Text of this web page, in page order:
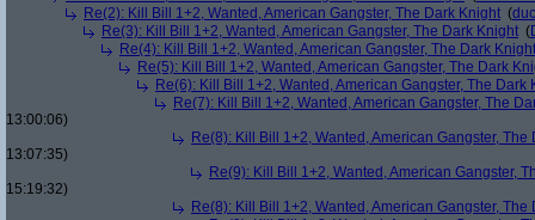
Re(2): Kill Bill 1+2, Wanted, American Gangster, The Dark Knight (
Re(3): Kill Bill 1+2, Wanted, American Gangster, The Dark Knight (
Re(4): Kill Bill 1+2, Wanted, American Gangster, The Dark Knight
Re(5): Kill Bill 1+2, Wanted, American Gangster, The Dark
Re(6): Kill Bill 1+2, Wanted, American Gangster, The Dark
Re(7): Kill Bill 1+2, Wanted, American Gangster, The
13:00:06)
Re(8): Kill Bill 1+2, Wanted, American Gangster, The
13:07:35)
Re(9): Kill Bill 1+2, Wanted, American Gangster,
15:19:32)
Re(8): Kill Bill 1+2, Wanted, American Gangster, The